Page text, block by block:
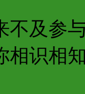
及参
相识相